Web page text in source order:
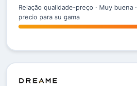
Relação qualidade-preço · Muy buena ·
precio para su gama